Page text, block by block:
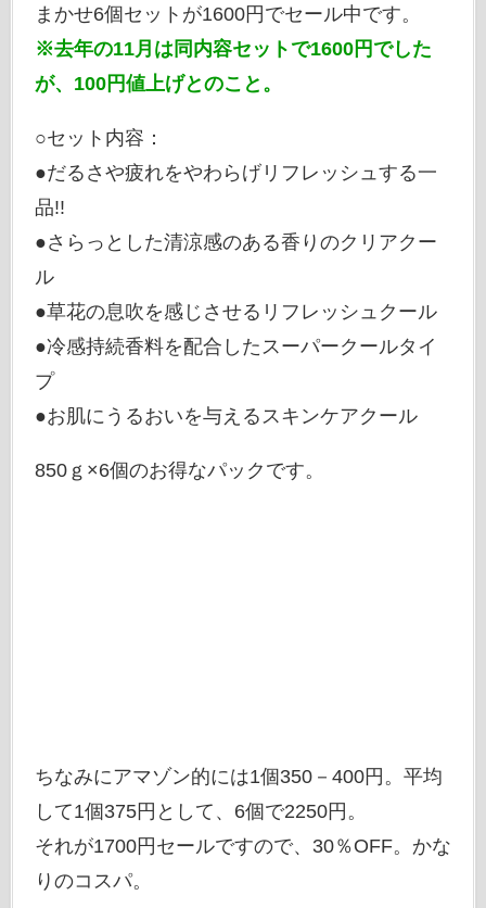
まかせ6個セットが1600円でセール中です。
※去年の11月は同内容セットで1600円でした
が、100円値上げとのこと。
○セット内容：
●だるさや疲れをやわらげリフレッシュする一
品!!
●さらっとした清涼感のある香りのクリアクー
ル
●草花の息吹を感じさせるリフレッシュクール
●冷感持続香料を配合したスーパークールタイ
プ
●お肌にうるおいを与えるスキンケアクール
850ｇ×6個のお得なパックです。
ちなみにアマゾン的には1個350－400円。平均
して1個375円として、6個で2250円。
それが1700円セールですので、30％OFF。かな
りのコスパ。